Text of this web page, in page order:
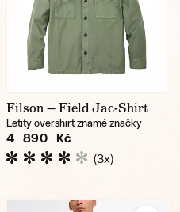
Filson — Field Jac-Shirt
Letitý overshirt známé značky
4 890 Kč
(3x)